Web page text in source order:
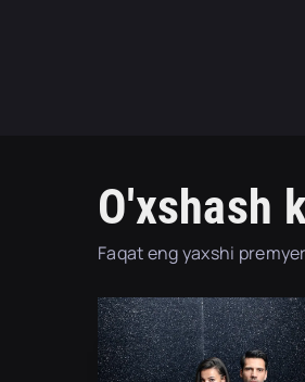
O'xshash
Faqat eng yaxshi